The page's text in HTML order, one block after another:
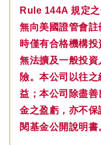
Rule 144A 規定
無向美國證管會註
時僅有合格機構
無法擴及一般投
險。本公司以往
益；本公司除盡
金之盈虧，亦不
閱基金公開說明書